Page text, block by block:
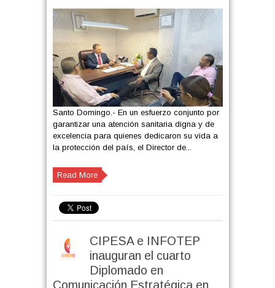
Santo Domingo.- En un esfuerzo conjunto por
garantizar una atención sanitaria digna y de
excelencia para quienes dedicaron su vida a
la protección del país, el Director de...
Read More
CIPESA e INFOTEP
inauguran el cuarto
Diplomado en
Comunicación Estratégica en